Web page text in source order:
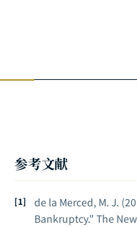
参考文献
de la Merced, M. J.
Bankruptcy." The